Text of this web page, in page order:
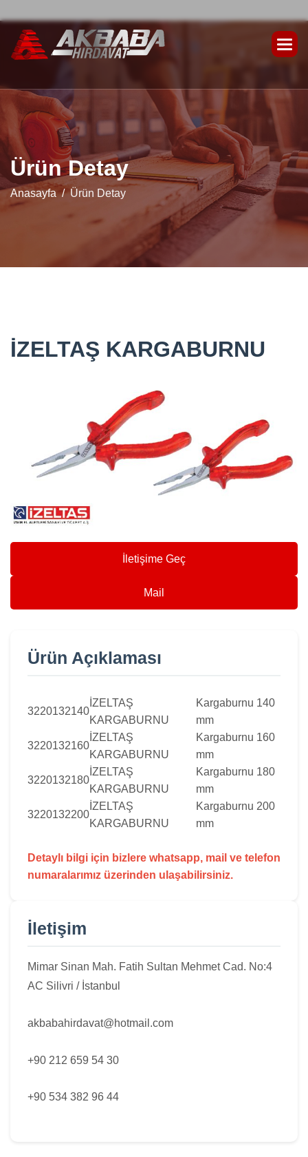
Ürün Detay
Anasayfa Ürün Detay
İZELTAŞ KARGABURNU
İletişime Geç
Mail
Ürün Açıklaması
3220132140
İZELTAŞ
KARGABURNU
Kargaburnu 140
mm
3220132160
İZELTAŞ
KARGABURNU
Kargaburnu 160
mm
3220132180
İZELTAŞ
KARGABURNU
Kargaburnu 180
mm
3220132200
İZELTAŞ
KARGABURNU
Kargaburnu 200
mm
Detaylı bilgi için bizlere whatsapp, mail ve telefon
numaralarımız üzerinden ulaşabilirsiniz.
İletişim
Mimar Sinan Mah. Fatih Sultan Mehmet Cad. No:4
AC Silivri / İstanbul
akbabahirdavat@hotmail.com
+90 212 659 54 30
+90 534 382 96 44